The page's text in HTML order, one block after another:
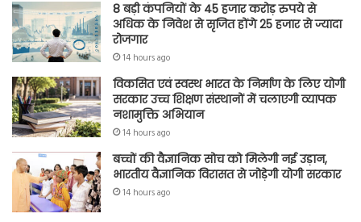
8 बड़ी कंपनियों के 45 हजार करोड़ रुपये से
अधिक के निवेश से सृजित होंगे 25 हजार से ज्यादा
रोजगार
14 hours ago
विकसित एवं स्वस्थ भारत के निर्माण के लिए योगी
सरकार उच्च शिक्षण संस्थानों में चलाएगी व्यापक
नशामुक्ति अभियान
14 hours ago
बच्चों की वैज्ञानिक सोच को मिलेगी नई उड़ान,
भारतीय वैज्ञानिक विरासत से जोड़ेगी योगी सरकार
14 hours ago